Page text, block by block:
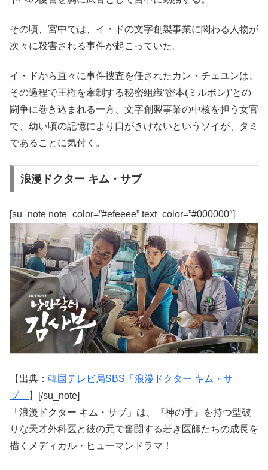
その頃、宮中では、イ・ドの文字創製事業に関わる人物が
次々に殺害される事件が起こっていた。
イ・ドから直々に事件捜査を任されたカン・チェユンは、
その過程で王権を牽制する秘密組織“密本(ミルボン)”との
闘争に巻き込まれる一方、文字創製事業の中核を担う女官
で、幼い頃の記憶により口がきけないというソイが、タミ
であることに気付く。
浪漫ドクター キム・サブ
[su_note note_color=”#efeeee” text_color=”#000000″]
【出典： 韓国テレビ局SBS「浪漫ドクター キム・サ
ブ」
】[/su_note]
「浪漫ドクター キム・サブ」は、『神の手』を持つ型破
りな天才外科医と彼の元で奮闘する若き医師たちの成長を
描くメディカル・ヒューマンドラマ！